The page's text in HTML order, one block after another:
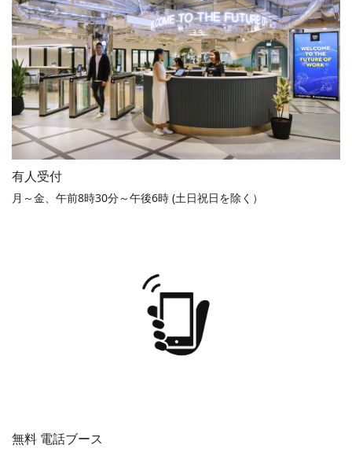
有人受付
月～金、午前8時30分～午後6時 (土日祝日を除く）
無料 電話ブース